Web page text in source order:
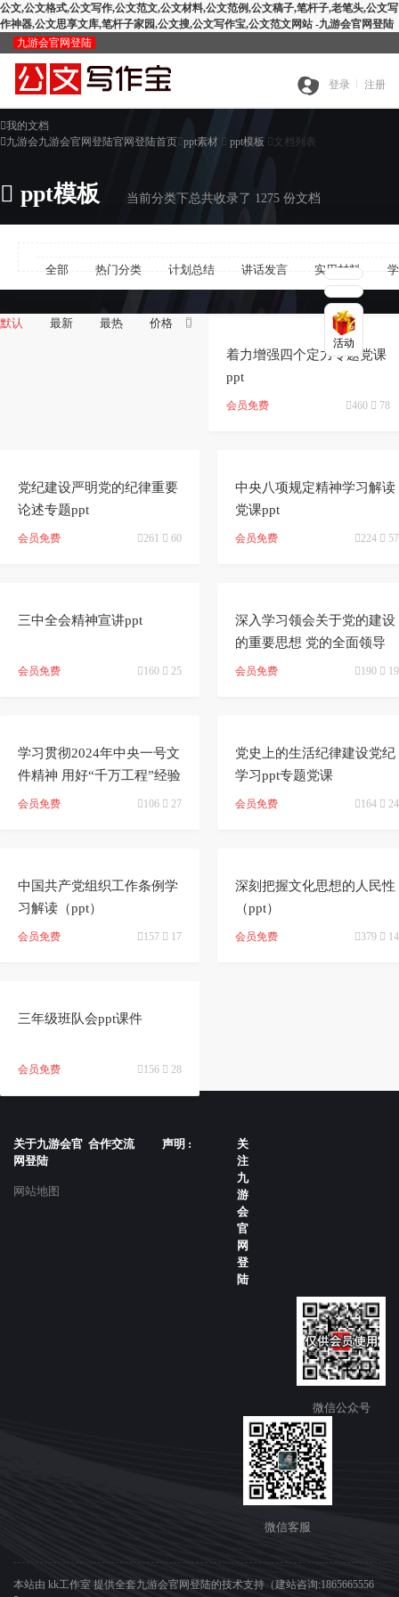
公文,公文格式,公文写作,公文范文,公文材料,公文范例,公文稿子,笔杆子,老笔头,公文写
作神器,公文思享文库,笔杆子家园,公文搜,公文写作宝,公文范文网站 -九游会官网登陆
九游会官网登陆
登录 注册
登
陆
文
重
检
测
公
文
写
神
智
能
校
ai
能
写
入
员
我的文档
九游会九游会官网登陆官网登陆首页ppt素材  ppt模板  文档列表
 ppt模板 当前分类下总共收录了 1275 份文档
全部 热门分类 计划总结 讲话发言 实用材料
默认 最新 最热 价格 
 
着力增强四个定力专题党课
ppt
会员免费 460  78
党纪建设严明党的纪律重要
论述专题ppt
会员免费 261  60
中央八项规定精神学习解读
党课ppt
会员免费 224  57
三中全会精神宣讲ppt
会员免费  160  25
深入学习领会关于党的建设
的重要思想 党的全面领导
全面从严治党 党建、心得体
会员免费  190  19
学习贯彻2024年中央一号文
件精神 用好“千万工程”经验
的要点与方法（ppt）
会员免费  106  27
党史上的生活纪律建设党纪
学习ppt专题党课
会员免费  164  24
中国共产党组织工作条例学
习解读（ppt）
会员免费  157  17
深刻把握文化思想的人民性
（ppt）
会员免费 379  14
三年级班队会ppt课件
会员免费  156  28
活动
关于九游会官
网登陆
网站地图
合作交流 声明 :
关
注
九
游
会
官
网
登
陆
微信公众号
微信客服
本站由 kk工作室 提供全套九游会官网登陆的技术支持（建站咨询:1865665556